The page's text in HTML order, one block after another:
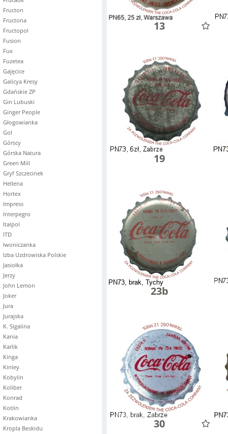
Fructon
Fructona
Fructopol
Fusion
Fux
Fuzetea
Gajęcice
Galicya Kresy
Gdańskie ZP
Gin Lubuski
Ginger People
Głogowianka
Gol
Górscy
Górska Natura
Green Mill
Gryf Szczecinek
Hellena
Hortex
Impress
Interpegro
Italpol
ITD
Iwoniczanka
Izba Uzdrowiska Polskie
Jasiołka
Jerzy
John Lemon
Joker
Jura
Jurajska
K. Sigalina
Kania
Karlik
Kinga
Kinley
Kobylin
Koliber
Konrad
Kotlin
Krakowianka
Kropla Beskidu
13
19
23b
30